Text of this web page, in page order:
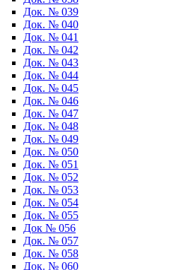
Док. № 039
Док. № 040
Док. № 041
Док. № 042
Док. № 043
Док. № 044
Док. № 045
Док. № 046
Док. № 047
Док. № 048
Док. № 049
Док. № 050
Док. № 051
Док. № 052
Док. № 053
Док. № 054
Док. № 055
Док № 056
Док. № 057
Док. № 058
Док. № 060